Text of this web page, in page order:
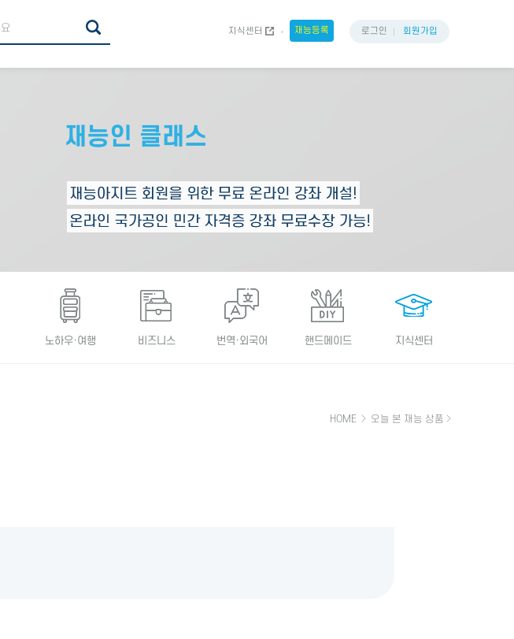
지식센터 재능등록 로그인 회원가입
노하우·여행 비즈니스 번역·외국어 핸드메이드 지식센터
HOME 오늘 본 재능 상품